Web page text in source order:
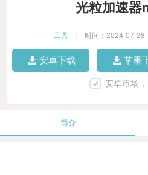
光粒加速器
工具 时间：2024-07-28
安卓下载 苹果
安卓市场
简介